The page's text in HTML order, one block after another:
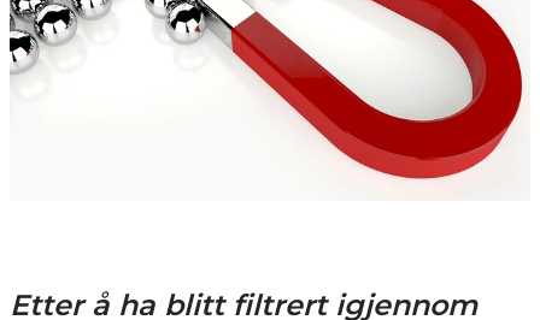
Etter å ha blitt filtrert igjennom